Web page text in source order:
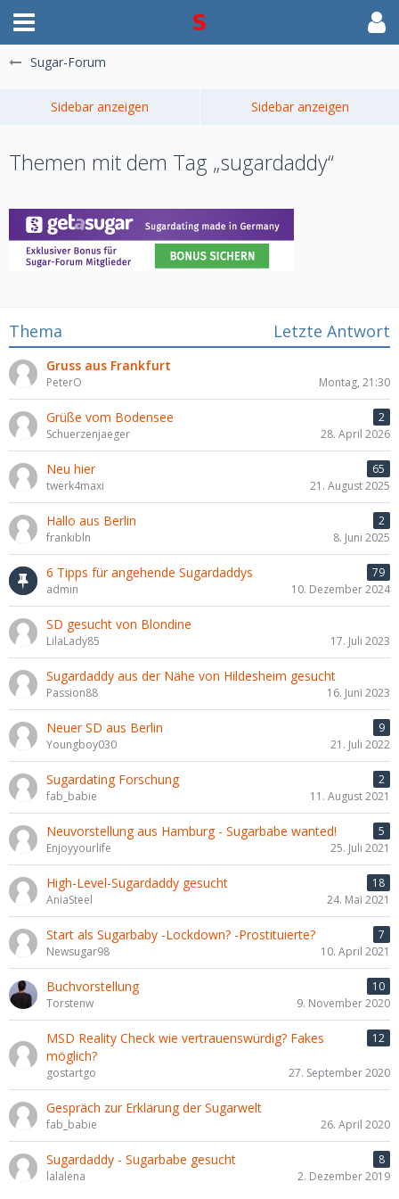
Sugar-Forum
Themen mit dem Tag „sugardaddy“
Thema Letzte Antwort
Gruss aus Frankfurt
PeterO Montag, 21:30
Grüße vom Bodensee
2
Schuerzenjaeger
28. April 2026
Neu hier
65
twerk4maxi
21. August 2025
Hallo aus Berlin
2
frankibln
8. Juni 2025
6 Tipps für angehende Sugardaddys
79
admin
10. Dezember 2024
SD gesucht von Blondine
LilaLady85 17. Juli 2023
Sugardaddy aus der Nähe von Hildesheim gesucht
Passion88 16. Juni 2023
Neuer SD aus Berlin
9
Youngboy030
21. Juli 2022
Sugardating Forschung
2
fab_babie
11. August 2021
Neuvorstellung aus Hamburg - Sugarbabe wanted!
5
Enjoyyourlife
25. Juli 2021
High-Level-Sugardaddy gesucht
18
AniaSteel
24. Mai 2021
Start als Sugarbaby -Lockdown? -Prostituierte?
7
Newsugar98
10. April 2021
Buchvorstellung
10
Torstenw
9. November 2020
MSD Reality Check wie vertrauenswürdig? Fakes
möglich?
12
gostartgo 27. September 2020
Gespräch zur Erklärung der Sugarwelt
fab_babie 26. April 2020
Sugardaddy - Sugarbabe gesucht
8
lalalena
2. Dezember 2019